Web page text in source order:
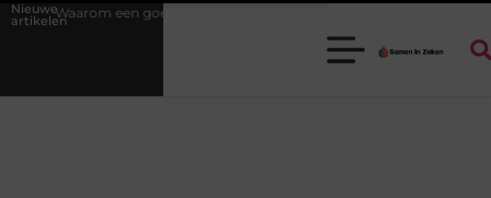
Nieuwe
artikelenstukadoorgroothandel het werk van de stukadoor makkelijker